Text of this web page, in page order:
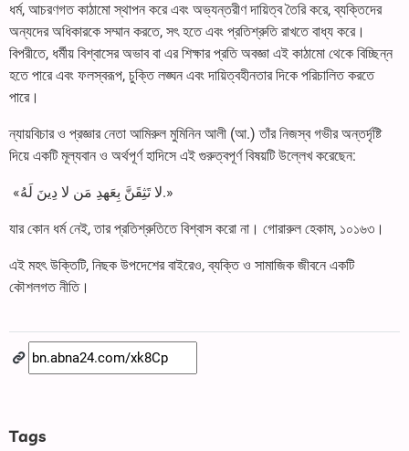
ধর্ম, আচরণগত কাঠামো স্থাপন করে এবং অভ্যন্তরীণ দায়িত্ব তৈরি করে, ব্যক্তিদের
অন্যদের অধিকারকে সম্মান করতে, সৎ হতে এবং প্রতিশ্রুতি রাখতে বাধ্য করে।
বিপরীতে, ধর্মীয় বিশ্বাসের অভাব বা এর শিক্ষার প্রতি অবজ্ঞা এই কাঠামো থেকে বিচ্ছিন্ন
হতে পারে এবং ফলস্বরূপ, চুক্তি লঙ্ঘন এবং দায়িত্বহীনতার দিকে পরিচালিত করতে
পারে।
ন্যায়বিচার ও প্রজ্ঞার নেতা আমিরুল মুমিনিন আলী (আ.) তাঁর নিজস্ব গভীর অন্তর্দৃষ্টি
দিয়ে একটি মূল্যবান ও অর্থপূর্ণ হাদিসে এই গুরুত্বপূর্ণ বিষয়টি উল্লেখ করেছেন:
«لا تَثِقَنَّ بِعَهدِ مَن لا دِینَ لَهُ.»
যার কোন ধর্ম নেই, তার প্রতিশ্রুতিতে বিশ্বাস করো না। গোরারুল হেকাম, ১০১৬৩।
এই মহৎ উক্তিটি, নিছক উপদেশের বাইরেও, ব্যক্তি ও সামাজিক জীবনে একটি
কৌশলগত নীতি।
Tags